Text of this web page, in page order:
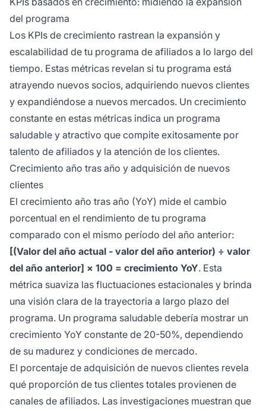
del programa
Los KPIs de crecimiento rastrean la expansión y
escalabilidad de tu programa de afiliados a lo largo del
tiempo. Estas métricas revelan si tu programa está
atrayendo nuevos socios, adquiriendo nuevos clientes
y expandiéndose a nuevos mercados. Un crecimiento
constante en estas métricas indica un programa
saludable y atractivo que compite exitosamente por
talento de afiliados y la atención de los clientes.
Crecimiento año tras año y adquisición de nuevos
clientes
El crecimiento año tras año (YoY) mide el cambio
porcentual en el rendimiento de tu programa
comparado con el mismo período del año anterior:
[(Valor del año actual - valor del año anterior) ÷ valor
del año anterior] × 100 = crecimiento YoY. Esta
métrica suaviza las fluctuaciones estacionales y brinda
una visión clara de la trayectoria a largo plazo del
programa. Un programa saludable debería mostrar un
crecimiento YoY constante de 20-50%, dependiendo
de su madurez y condiciones de mercado.
El porcentaje de adquisición de nuevos clientes revela
qué proporción de tus clientes totales provienen de
canales de afiliados. Las investigaciones muestran que